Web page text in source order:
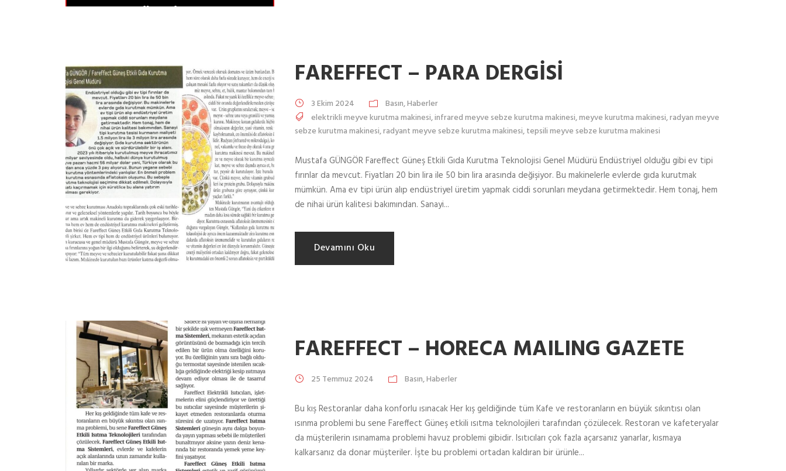
FAREFFECT – PARA DERGİSİ
3 Ekim 2024 Basın,Haberler
elektrikli meyve kurutma makinesi,infrared meyve sebze kurutma makinesi,meyve kurutma makinesi,radyan meyve
sebze kurutma makinesi,radyant meyve sebze kurutma makinesi,tepsili meyve sebze kurutma makinesi
Mustafa GÜNGÖR Fareffect Güneş Etkili Gıda Kurutma Teknolojisi Genel Müdürü Endüstriyel olduğu gibi ev tipi
fırınlar da mevcut. Fiyatları 20 bin lira ile 50 bin lira arasında değişiyor. Bu makinelerle evlerde gıda kurutmak
mümkün. Ama ev tipi ürün alıp endüstriyel üretim yapmak ciddi sorunları meydana getirmektedir. Hem tonaj, hem
de nihai ürün kalitesi bakımından. Sanayi...
Devamını Oku
FAREFFECT – HORECA MAILING GAZETE
25 Temmuz 2024 Basın,Haberler
Bu kış Restoranlar daha konforlu ısınacak Her kış geldiğinde tüm Kafe ve restoranların en büyük sıkıntısı olan
ısınma problemi bu sene Fareffect Güneş etkili ısıtma teknolojileri tarafından çözülecek. Restoran ve kafeteryalar
da müşterilerin ısınamama problemi havuz problemi gibidir. Isıtıcıları çok fazla açarsanız yanarlar, kısmaya
kalkarsanız da donar müşteriler. İşte bu problemi ortadan kaldıran bir ürünle...